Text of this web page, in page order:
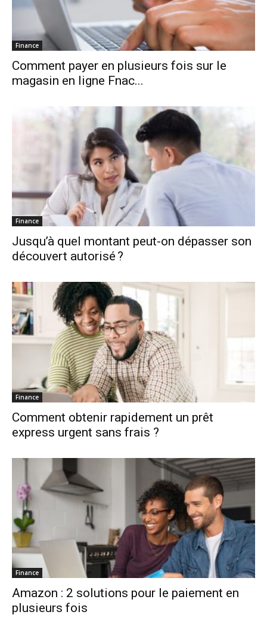
Finance
Comment payer en plusieurs fois sur le
magasin en ligne Fnac...
Finance
Jusqu’à quel montant peut-on dépasser son
découvert autorisé ?
Finance
Comment obtenir rapidement un prêt
express urgent sans frais ?
Finance
Amazon : 2 solutions pour le paiement en
plusieurs fois